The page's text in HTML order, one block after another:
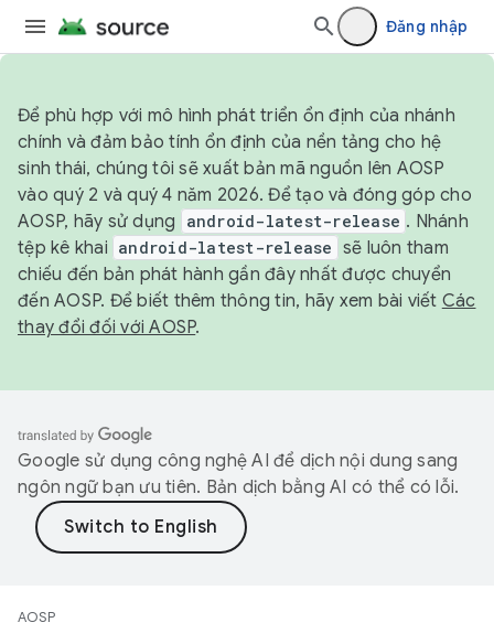
Đăng nhập
Để phù hợp với mô hình phát triển ổn định của nhánh
chính và đảm bảo tính ổn định của nền tảng cho hệ
sinh thái, chúng tôi sẽ xuất bản mã nguồn lên AOSP
vào quý 2 và quý 4 năm 2026. Để tạo và đóng góp cho
AOSP, hãy sử dụng
android-latest-release . Nhánh
tệp kê khai android-latest-release sẽ luôn tham
chiếu đến bản phát hành gần đây nhất được chuyển
đến AOSP. Để biết thêm thông tin, hãy xem bài viết Các
thay đổi đối với AOSP.
Google sử dụng công nghệ AI để dịch nội dung sang
ngôn ngữ bạn ưu tiên. Bản dịch bằng AI có thể có lỗi.
AOSP